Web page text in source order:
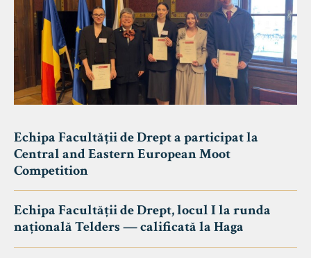
Echipa Facultății de Drept a participat la
Central and Eastern European Moot
Competition
Echipa Facultății de Drept, locul I la runda
națională Telders — calificată la Haga